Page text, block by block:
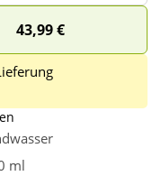
43,99 €
ml